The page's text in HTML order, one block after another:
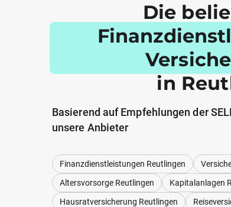
Die
in
Basierend auf Empfehlungen der
unsere Anbieter
Finanzdienstleistungen Reutlingen
Altersvorsorge Reutlingen
Kapitalanlagen
Hausratversicherung Reutlingen